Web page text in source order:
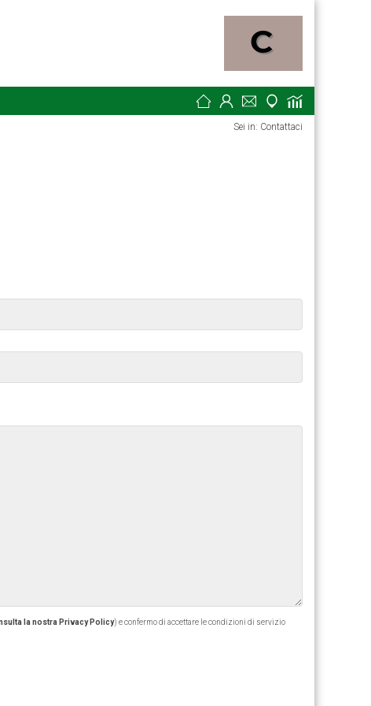
Sei in: Contattaci
la nostra Privacy Policy) e confermo di accettare le condizioni di servizio